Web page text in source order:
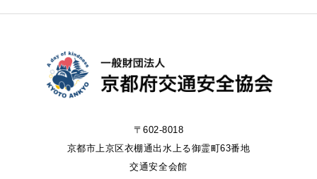
〒602-8018
京都市上京区衣棚通出水上る御霊町63番地
交通安全会館